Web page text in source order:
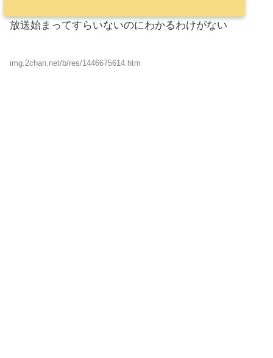
放送始まってすらいないのにわかるわけがない
img.2chan.net/b/res/1446675614.htm